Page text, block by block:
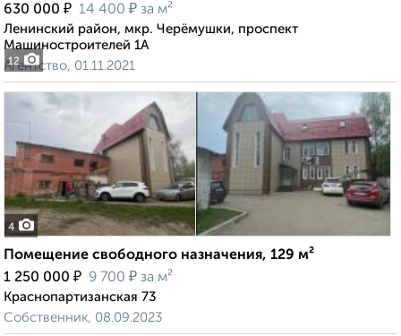
12
630 000 ₽ 14 400 ₽ за м²
Ленинский район, мкр. Черёмушки, проспект
Машиностроителей 1А
Агентство, 01.11.2021
4
Помещение свободного назначения, 129 м²
1 250 000 ₽ 9 700 ₽ за м²
Краснопартизанская 73
Собственник, 08.09.2023